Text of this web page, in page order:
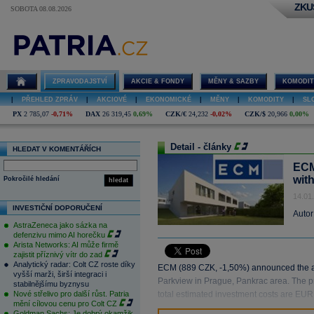
SOBOTA 08.08.2026
ZPRAVODAJSTVÍ AKCIE & FONDY MĚNY & SAZBY
PŘEHLED ZPRÁV AKCIOVÉ EKONOMICKÉ MĚNY KOMODITY
PX 2 785,07 -0,71% DAX 26 319,45 0,69% CZK/€ 24,232 -0,02% CZK/$ 20,966 0,00%
HLEDAT V KOMENTÁŘÍCH
hledat
Pokročilé hledání
INVESTIČNÍ DOPORUČENÍ
AstraZeneca jako sázka na
defenzivu mimo AI horečku
Arista Networks: AI může firmě
zajistit příznivý vítr do zad
Analytický radar: Colt CZ roste díky
vyšší marži, širší integraci i
stabilnějšímu byznysu
Nové střelivo pro další růst. Patria
mění cílovou cenu pro Colt CZ
Detail - články
ECM (889 CZK, -1,50%) announced
Parkview in Prague, Pankrac area. The
total estimated investment costs are